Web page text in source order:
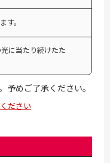
す。
に当たり続けたた
予めご了承ください。
ださい